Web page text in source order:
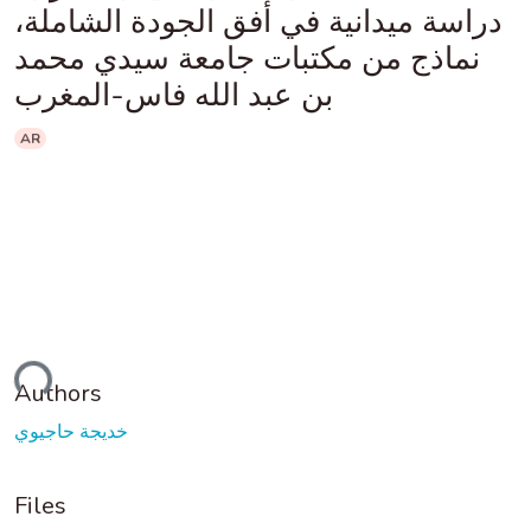
دراسة ميدانية في أفق الجودة الشاملة،
نماذج من مكتبات جامعة سيدي محمد
بن عبد الله فاس-المغرب
AR
Authors
خديجة حاجيوي
Files